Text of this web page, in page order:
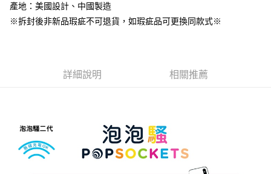
便利好安心！
１．簡單：不需註冊會員、不需綁卡、不需儲值。
２．便利：只要手機號碼，簡訊認證，即可結帳。
１．於結帳方式選擇「AFTEE先享後付」後，將跳轉至「AFTEE先享後付」
結帳頁面，進行簡訊認證並確認金額後，即可完成結帳。
※ 請注意：結帳手續完成當下不需立刻繳費，但若您需要取消訂單，請聯絡
購買商品的店家。未經商家同意取消之訂單仍視為有效，需透過AFTEE先享
後付繳納相關費用。
※ 交易是否成功請以「AFTEE先享後付 」之結帳頁面顯示為準，若有關於
是否繳費成功／繳費後需取消欲退款等相關疑問，請聯繫「AFTEE先享後付
運送方式
付款後全家取貨
每筆NT$60，滿NT$499(含以上)免運費
付款後7-11取貨
產地：美國設計、中國製造
※拆封後非新品瑕疵不可退貨，如瑕疵品可更換同款式※
詳細說明 相關推薦